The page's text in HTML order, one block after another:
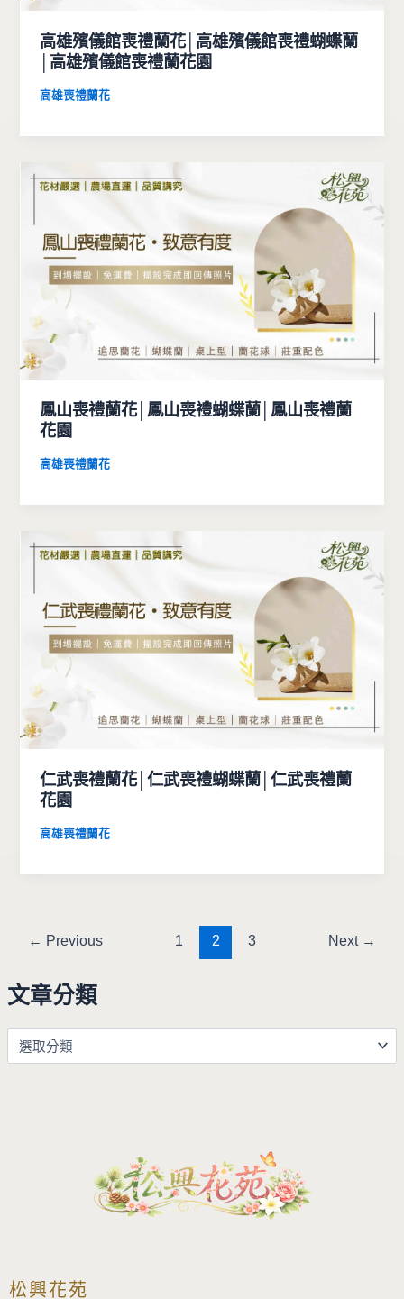
文章分類
高雄殯儀館喪禮蘭花│高雄殯儀館喪禮蝴蝶蘭
│高雄殯儀館喪禮蘭花園
高雄喪禮蘭花
鳳山喪禮蘭花│鳳山喪禮蝴蝶蘭│鳳山喪禮蘭
花園
高雄喪禮蘭花
仁武喪禮蘭花│仁武喪禮蝴蝶蘭│仁武喪禮蘭
花園
高雄喪禮蘭花
← Previous 1 2 3 Next →
松興花苑